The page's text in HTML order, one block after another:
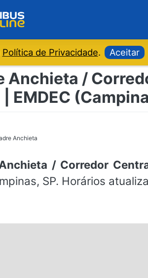
Política de Privacidade. Aceitar
Anchieta /
EMDEC
Anchieta
/ Corredor
SP. Horários